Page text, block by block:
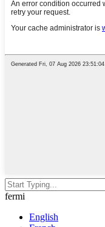
fermi
English